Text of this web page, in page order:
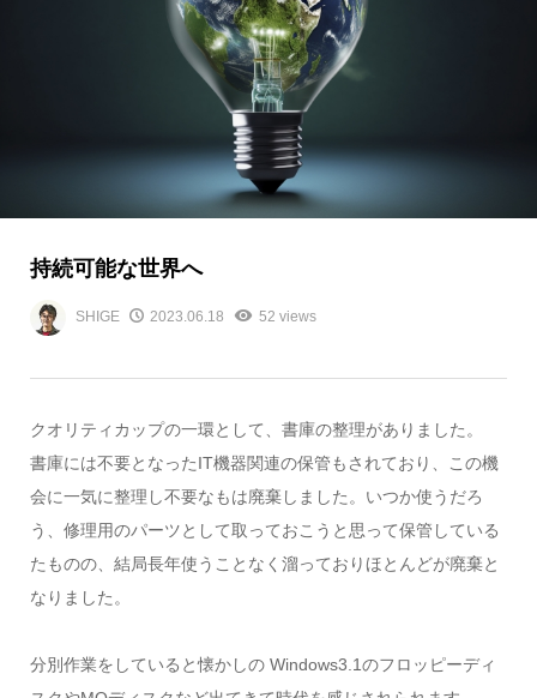
持続可能な世界へ
SHIGE 2023.06.18 52 views
クオリティカップの一環として、書庫の整理がありました。
書庫には不要となったIT機器関連の保管もされており、この機
会に一気に整理し不要なもは廃棄しました。いつか使うだろ
う、修理用のパーツとして取っておこうと思って保管している
たものの、結局長年使うことなく溜っておりほとんどが廃棄と
なりました。
分別作業をしていると懐かしの Windows3.1のフロッピーディ